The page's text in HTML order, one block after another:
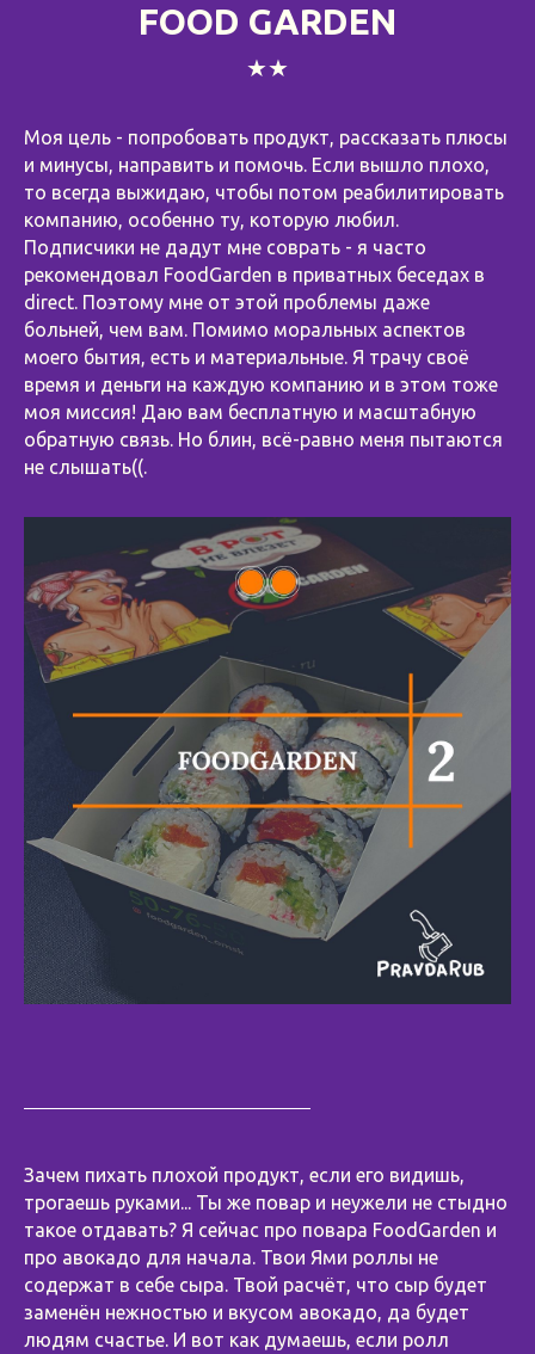
FOOD GARDEN
★★
Моя цель - попробовать продукт, рассказать плюсы
и минусы, направить и помочь. Если вышло плохо,
то всегда выжидаю, чтобы потом реабилитировать
компанию, особенно ту, которую любил.
Подписчики не дадут мне соврать - я часто
рекомендовал FoodGarden в приватных беседах в
direct. Поэтому мне от этой проблемы даже
больней, чем вам. Помимо моральных аспектов
моего бытия, есть и материальные. Я трачу своё
время и деньги на каждую компанию и в этом тоже
моя миссия! Даю вам бесплатную и масштабную
обратную связь. Но блин, всё-равно меня пытаются
не слышать((.
Зачем пихать плохой продукт, если его видишь,
трогаешь руками... Ты же повар и неужели не стыдно
такое отдавать? Я сейчас про повара FoodGarden и
про авокадо для начала. Твои Ями роллы не
содержат в себе сыра. Твой расчёт, что сыр будет
заменён нежностью и вкусом авокадо, да будет
людям счастье. И вот как думаешь, если ролл